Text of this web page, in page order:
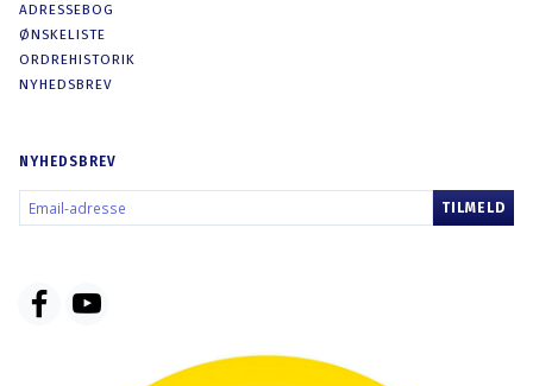
ADRESSEBOG
ØNSKELISTE
ORDREHISTORIK
NYHEDSBREV
NYHEDSBREV
EMAIL-
ADRESSE
TILMELD